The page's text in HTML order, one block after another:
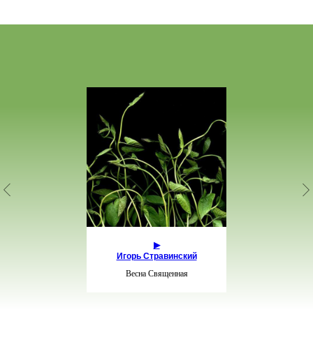
▶︎
Игорь Стравинский
Весна Священная